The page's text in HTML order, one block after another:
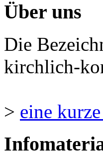
Über uns
Die
kirchlich-
> eine